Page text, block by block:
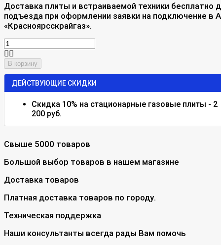
Доставка плиты и встраиваемой техники бесплатно
подъезда при оформлении заявки на подключение в
«Красноярсскрайгаз».
В корзину
ДЕЙСТВУЮЩИЕ СКИДКИ
Скидка 10% на стационарные газовые плиты - 2
200 руб.
Свыше 5000 товаров
Большой выбор товаров в нашем магазине
Доставка товаров
Платная доставка товаров по городу.
Техническая поддержка
Наши консультанты всегда рады Вам помочь